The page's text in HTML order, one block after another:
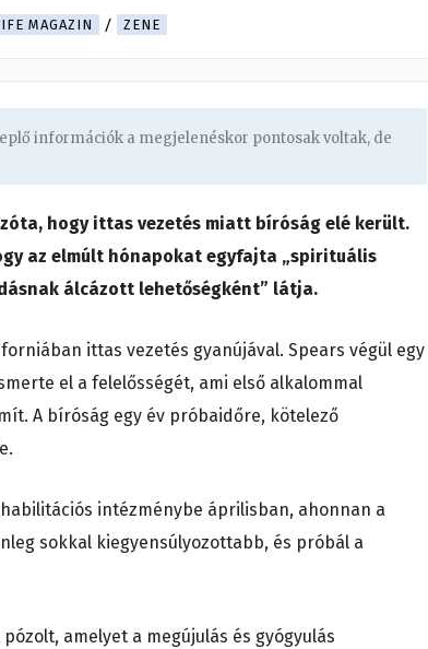
MAGAZIN ZENE
információk a megjelenéskor pontosak voltak, de
hogy ittas vezetés miatt bíróság elé került.
az elmúlt hónapokat egyfajta „spirituális
álcázott lehetőségként” látja.
ittas vezetés gyanújával. Spears végül egy
el a felelősségét, ami első alkalommal
A bíróság egy év próbaidőre, kötelező
intézménybe áprilisban, ahonnan a
sokkal kiegyensúlyozottabb, és próbál a
amelyet a megújulás és gyógyulás